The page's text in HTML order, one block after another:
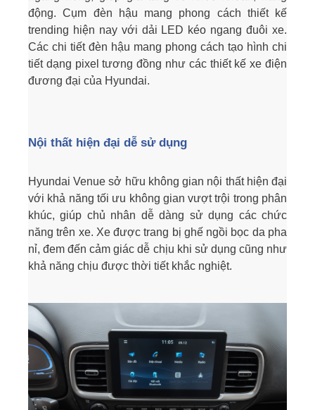
động. Cụm đèn hậu mang phong cách thiết kế
trending hiện nay với dải LED kéo ngang đuôi xe.
Các chi tiết đèn hậu mang phong cách tạo hình chi
tiết dạng pixel tương đồng như các thiết kế xe điện
đương đại của Hyundai.
Nội thất hiện đại dễ sử dụng
Hyundai Venue sở hữu không gian nội thất hiện đại
với khả năng tối ưu không gian vượt trội trong phân
khúc, giúp chủ nhân dễ dàng sử dụng các chức
năng trên xe. Xe được trang bị ghế ngồi bọc da pha
nỉ, đem đến cảm giác dễ chịu khi sử dụng cũng như
khả năng chịu được thời tiết khắc nghiệt.